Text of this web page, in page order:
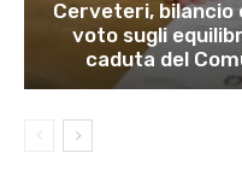
Cerveteri, bilancio
voto sugli
caduta del